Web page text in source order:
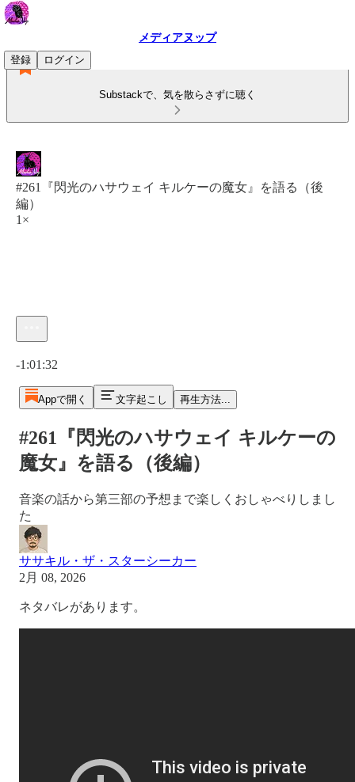
メディアヌップ
登録
ログイン
Substackで、気を散らさずに聴く
#261『閃光のハサウェイ キルケーの魔女』を語る（後
編）
1×
-1:01:32
Appで開く 文字起こし 再生方法...
#261『閃光のハサウェイ キルケーの
魔女』を語る（後編）
音楽の話から第三部の予想まで楽しくおしゃべりしまし
た
ササキル・ザ・スターシーカー
2月 08, 2026
ネタバレがあります。